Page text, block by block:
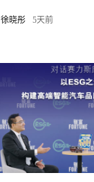
徐晓彤 5天前